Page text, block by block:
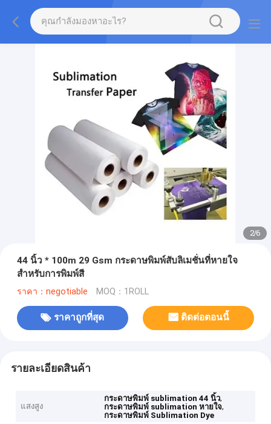
2/6
44 นิ้ว * 100m 29 Gsm กระดาษพิมพ์สับลิเมชั่นที่หายใจ
สําหรับการพิมพ์สี
ราคา：negotiable MOQ：1ROLL
ราคาถูกที่สุด ติดต่อตอนนี้
รายละเอียดสินค้า
แสงสูง
กระดาษพิมพ์ sublimation 44 นิ้ว,
กระดาษพิมพ์ sublimation หายใจ,
กระดาษพิมพ์ Sublimation Dye